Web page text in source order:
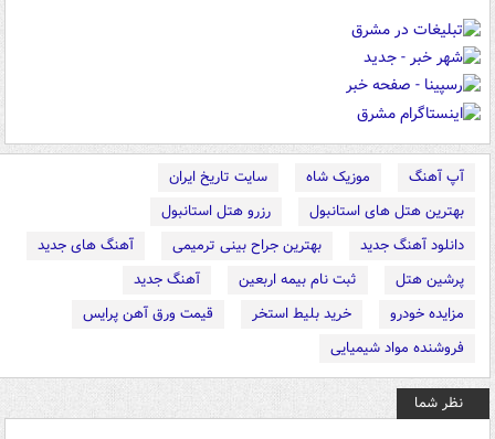
آپ آهنگ موزیک شاه
سایت تاریخ ایران
بهترین هتل های استانبول
رزرو هتل استانبول
دانلود آهنگ جدید
بهترین جراح بینی ترمیمی
آهنگ های جدید
پرشین هتل
ثبت نام بیمه اربعین
آهنگ جدید
مزایده خودرو
خرید بلیط استخر
قیمت ورق آهن پرایس
فروشنده مواد شیمیایی
نظر شما